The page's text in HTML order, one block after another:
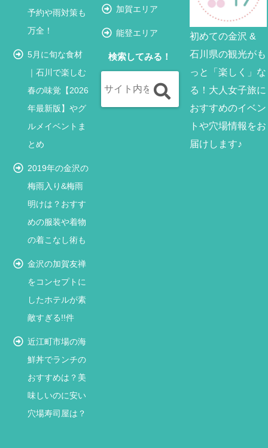
予約や雨対策も
万全！
5月に旬な食材
｜石川で楽しむ
春の味覚【2026
年最新版】やグ
ルメイベントま
とめ
2019年の金沢の
梅雨入り&梅雨
明けは？おすす
めの服装や着物
の着こなし術も
金沢の加賀友禅
をコンセプトに
したホテルが素
敵すぎる!!件
近江町市場の海
鮮丼でランチの
おすすめは？美
味しいのに安い
穴場寿司屋は？
加賀エリア
能登エリア
検索してみる！
初めての金沢 &
石川県の観光がも
っと「楽しく」な
る！大人女子旅に
おすすめのイベン
トや穴場情報をお
届けします♪